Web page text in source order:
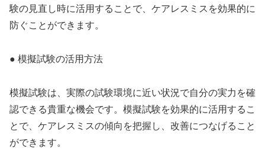
験の見直し時に活用することで、ケアレスミスを効果的に
防ぐことができます。
● 模擬試験の活用方法
模擬試験は、実際の試験環境に近い状況で自分の実力を確
認できる貴重な機会です。模擬試験を効果的に活用するこ
とで、ケアレスミスの傾向を把握し、改善につなげること
ができます。